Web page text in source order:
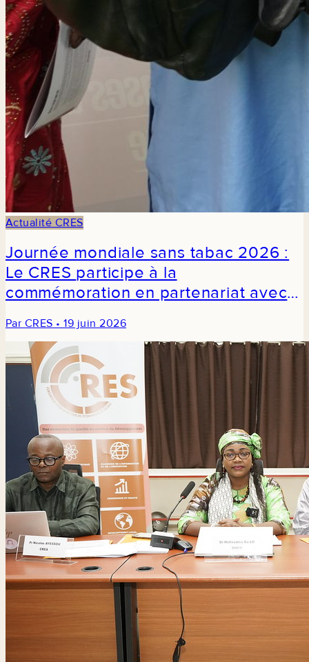
Actualité CRES
Journée mondiale sans tabac 2026 :
Le CRES participe à la
commémoration en partenariat avec
Par CRES • 19 juin 2026